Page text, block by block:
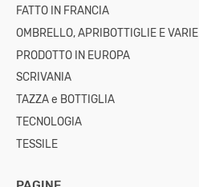
FATTO IN FRANCIA
OMBRELLO, APRIBOTTIGLIE E ​​VARIE
PRODOTTO IN EUROPA
SCRIVANIA
TAZZA e BOTTIGLIA
TECNOLOGIA
TESSILE